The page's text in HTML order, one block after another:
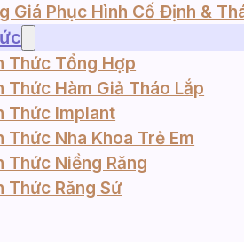
Giá Phục Hình Cố Định &
Thức Tổng Hợp
Thức Hàm Giả Tháo Lắp
Thức Implant
Thức Nha Khoa Trẻ Em
Thức Niềng Răng
Thức Răng Sứ
4-